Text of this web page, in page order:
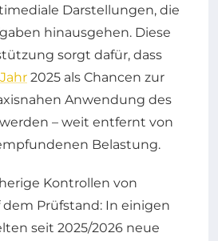
Darstellungen, die
hinausgehen. Diese
sorgt dafür, dass
2025 als Chancen zur
Anwendung des
– weit entfernt von
Belastung.
Kontrollen von
Prüfstand: In einigen
seit 2025/2026 neue